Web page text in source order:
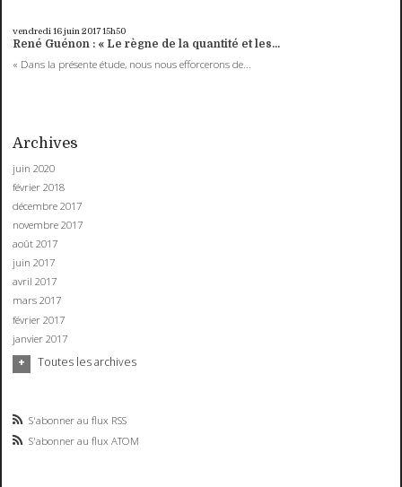
vendredi 16juin 201715h50
René Guénon : « Le règne de la quantité et les...
« Dans la présente étude, nous nous efforcerons de...
Archives
juin 2020
février 2018
décembre 2017
novembre 2017
août 2017
juin 2017
avril 2017
mars 2017
février 2017
janvier 2017
Toutes les archives
S'abonner au flux RSS
S'abonner au flux ATOM